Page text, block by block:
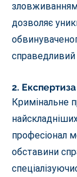
дозволяє
справедливий
2. Експертиза
Кримінальне
професіонал
обставини